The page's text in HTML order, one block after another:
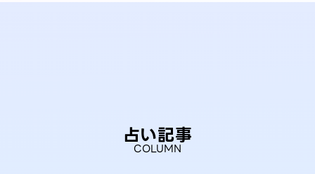
占い記事
COLUMN